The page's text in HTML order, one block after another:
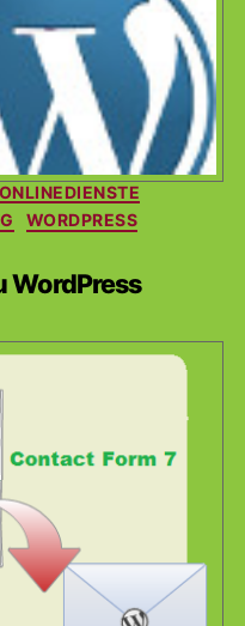
ONLINEDIENSTE
WORDPRESS
WordPress